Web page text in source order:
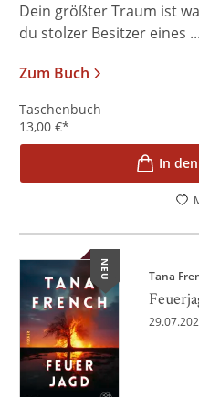
Dein größter Traum ist
du stolzer Besitzer eines ...
Zum Buch
Taschenbuch
13,00 €*
In
NEU Tana